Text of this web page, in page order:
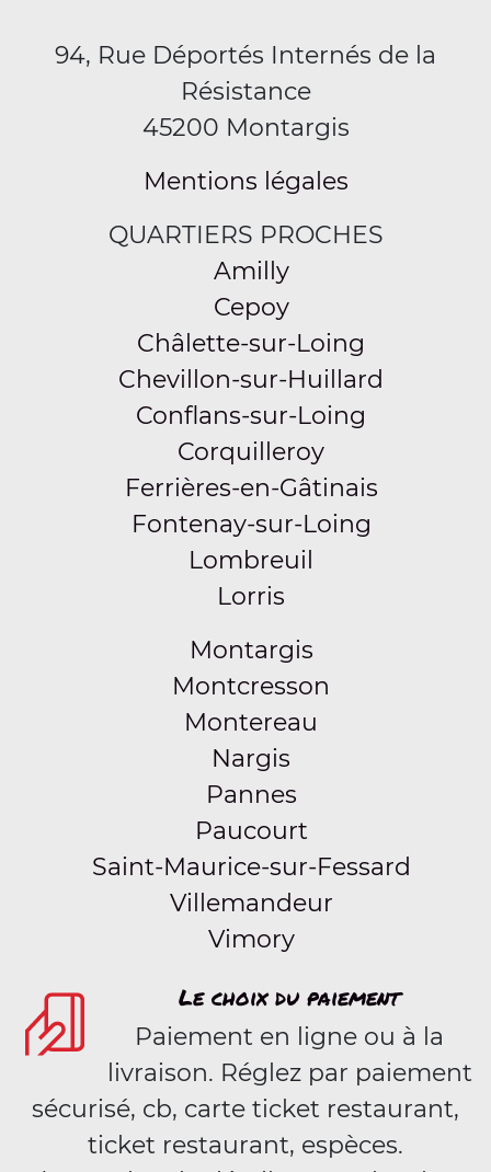
94, Rue Déportés Internés de la
Résistance
45200 Montargis
Mentions légales
QUARTIERS PROCHES
Amilly
Cepoy
Châlette-sur-Loing
Chevillon-sur-Huillard
Conflans-sur-Loing
Corquilleroy
Ferrières-en-Gâtinais
Fontenay-sur-Loing
Lombreuil
Lorris
Montargis
Montcresson
Montereau
Nargis
Pannes
Paucourt
Saint-Maurice-sur-Fessard
Villemandeur
Vimory
Le choix du paiement
Paiement en ligne ou à la
livraison. Réglez par paiement
sécurisé, cb, carte ticket restaurant,
ticket restaurant, espèces.